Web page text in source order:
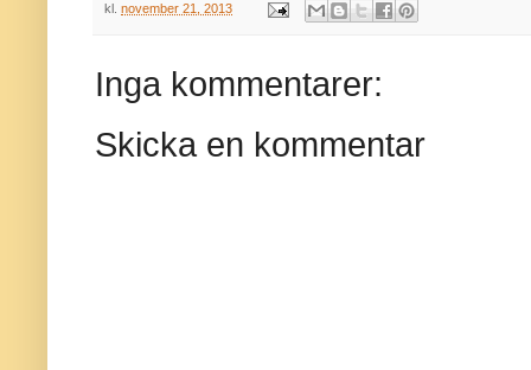
kl. november 21, 2013
Inga kommentarer:
Skicka en kommentar